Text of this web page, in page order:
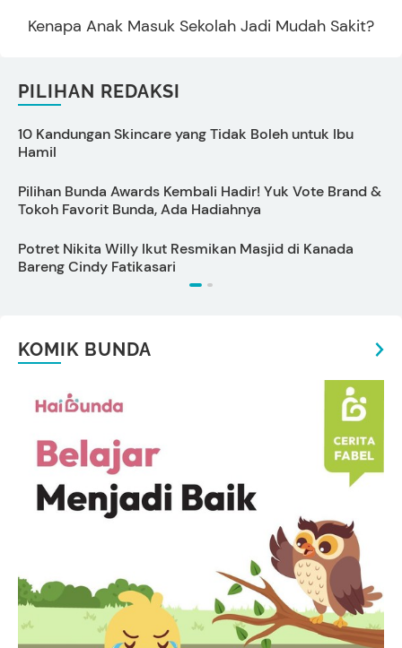
Kenapa Anak Masuk Sekolah Jadi Mudah Sakit?
PILIHAN REDAKSI
10 Kandungan Skincare yang Tidak Boleh untuk Ibu
Hamil
Pilihan Bunda Awards Kembali Hadir! Yuk Vote Brand &
Tokoh Favorit Bunda, Ada Hadiahnya
Potret Nikita Willy Ikut Resmikan Masjid di Kanada
Bareng Cindy Fatikasari
KOMIK BUNDA